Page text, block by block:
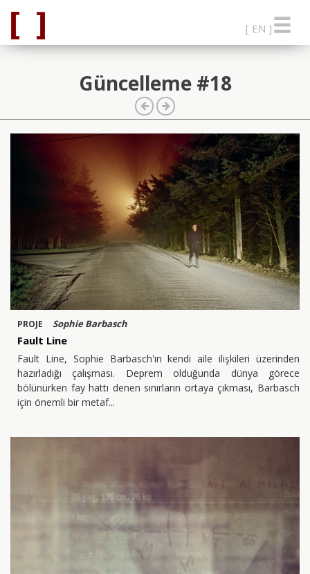
[ EN ]
Güncelleme #18
PROJE Sophie Barbasch
Fault Line
Fault Line, Sophie Barbasch'ın kendi aile ilişkileri üzerinden
hazırladığı çalışması. Deprem olduğunda dünya görece
bölünürken fay hattı denen sınırların ortaya çıkması, Barbasch
için önemli bir metaf